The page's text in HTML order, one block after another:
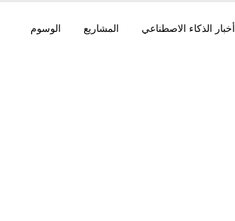
أخبار الذكاء الاصطناعي المشاريع الوسوم